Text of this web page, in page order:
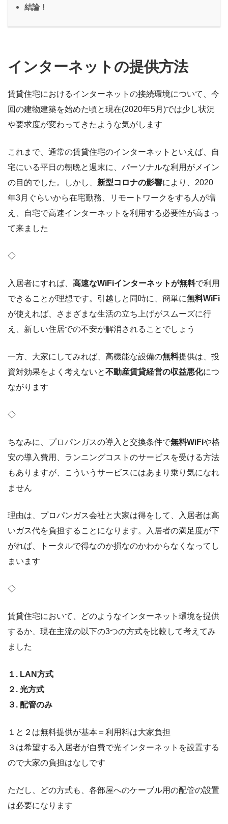
結論！
インターネットの提供方法
賃貸住宅におけるインターネットの接続環境について、今
回の建物建築を始めた頃と現在(2020年5月)では少し状況
や要求度が変わってきたような気がします
これまで、通常の賃貸住宅のインターネットといえば、自
宅にいる平日の朝晩と週末に、パーソナルな利用がメイン
の目的でした。しかし、 新型コロナの影響により、2020
年3月ぐらいから在宅勤務、リモートワークをする人が増
え、自宅で高速インターネットを利用する必要性が高まっ
て来ました
◇
入居者にすれば、 高速なWiFiインターネットが無料で利用
できることが理想です。引越しと同時に、簡単に無料WiFi
が使えれば、さまざまな生活の立ち上げがスムーズに行
え、新しい住居での不安が解消されることでしょう
一方、大家にしてみれば、高機能な設備の無料提供は、投
資対効果をよく考えないと不動産賃貸経営の収益悪化につ
ながります
◇
ちなみに、プロパンガスの導入と交換条件で無料WiFiや格
安の導入費用、ランニングコストのサービスを受ける方法
もありますが、こういうサービスにはあまり乗り気になれ
ません
理由は、プロパンガス会社と大家は得をして、入居者は高
いガス代を負担することになります。入居者の満足度が下
がれば、トータルで得なのか損なのかわからなくなってし
まいます
◇
賃貸住宅において、どのようなインターネット環境を提供
するか、現在主流の以下の3つの方式を比較して考えてみ
ました
１. LAN方式
２. 光方式
３. 配管のみ
１と２は無料提供が基本＝利用料は大家負担
３は希望する入居者が自費で光インターネットを設置する
ので大家の負担はなしです
ただし、どの方式も、各部屋へのケーブル用の配管の設置
は必要になります